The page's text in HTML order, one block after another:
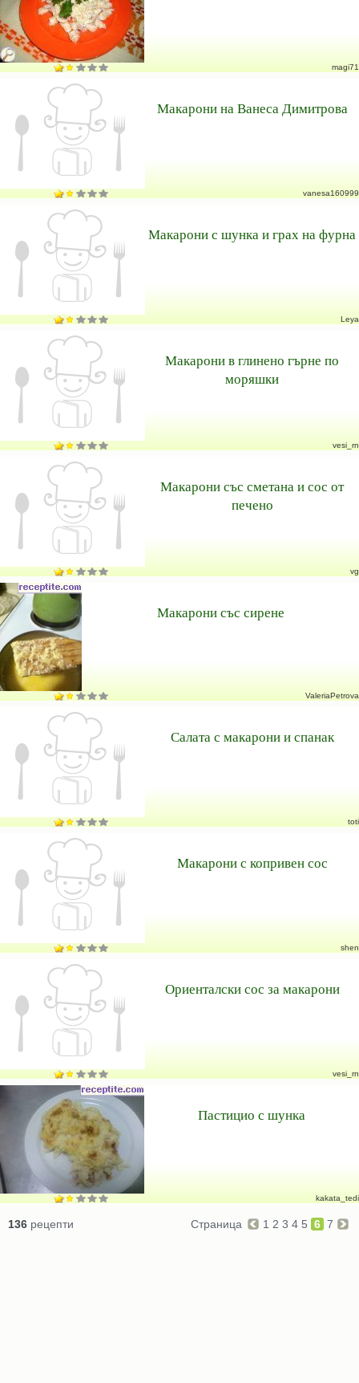
magi71
Макарони на Ванеса Димитрова
vanesa160999
Макарони с шунка и грах на фурна
Leya
Макарони в глинено гърне по
моряшки
vesi_rn
Макарони със сметана и сос от
печено
vg
Макарони със сирене
ValeriaPetrova
Салата с макарони и спанак
toti
Макарони с копривен сос
shen
Ориенталски сос за макарони
vesi_rn
Пастицио с шунка
kakata_tedi
136 рецепти Страница 1 2 3 4 5 6 7